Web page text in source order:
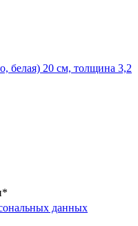
белая) 20 см, толщина 3,2
*
данных